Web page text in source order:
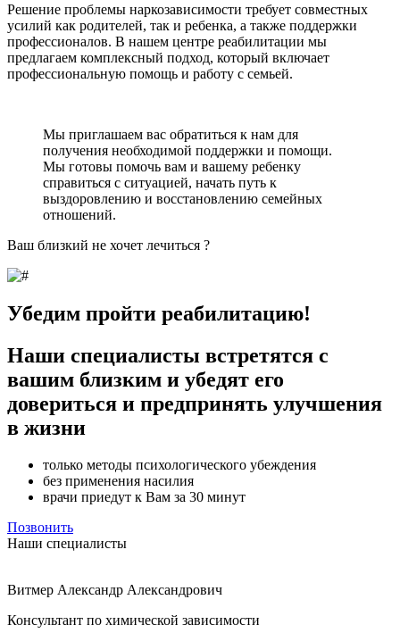
Решение проблемы наркозависимости требует совместных
усилий как родителей, так и ребенка, а также поддержки
профессионалов. В нашем центре реабилитации мы
предлагаем комплексный подход, который включает
профессиональную помощь и работу с семьей.
Мы приглашаем вас обратиться к нам для
получения необходимой поддержки и помощи.
Мы готовы помочь вам и вашему ребенку
справиться с ситуацией, начать путь к
выздоровлению и восстановлению семейных
отношений.
Ваш близкий не хочет лечиться ?
Убедим пройти реабилитацию!
Наши специалисты встретятся с
вашим близким и убедят его
довериться и предпринять улучшения
в жизни
только методы психологического убеждения
без применения насилия
врачи приедут к Вам за 30 минут
Позвонить
Наши специалисты
Витмер Александр Александрович
Консультант по химической зависимости